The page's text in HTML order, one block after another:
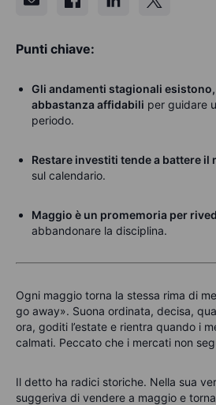
Punti chiave:
Gli andamenti stagionali
abbastanza affidabili per guidare
periodo.
Restare investiti tende a battere il
sul calendario.
Maggio è un promemoria per
abbandonare la disciplina.
Ogni maggio torna la stessa rima di
go away». Suona ordinata, decisa,
ora, goditi l’estate e rientra quando i
calmati. Peccato che i mercati non
Il detto ha radici storiche. Nella sua
suggeriva di vendere a maggio e